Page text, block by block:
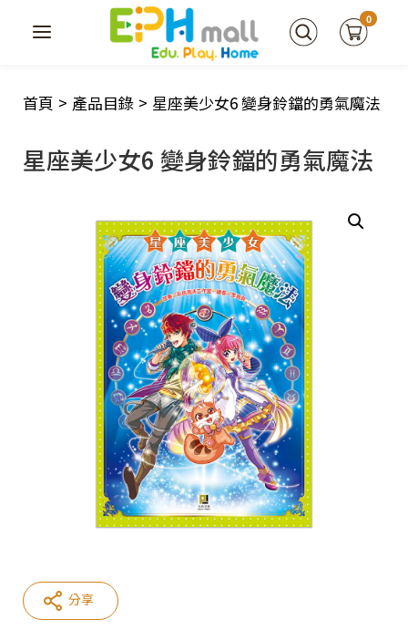
0
首頁 > 產品目錄 > 星座美少女6 變身鈴鐺的勇氣魔法
星座美少女6 變身鈴鐺的勇氣魔法
分享